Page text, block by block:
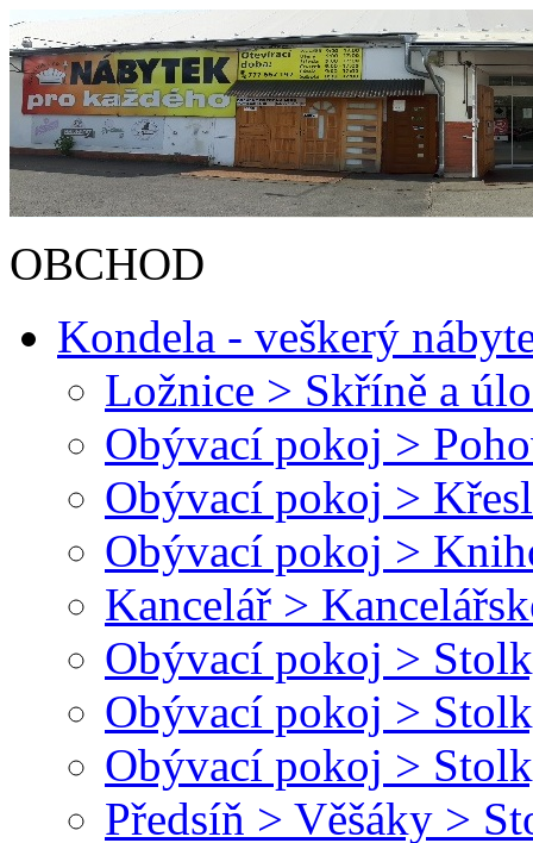
OBCHOD
Kondela - veškerý
Ložnice > Skříně a
Obývací pokoj >
Obývací pokoj >
Obývací pokoj >
Kancelář >
Obývací pokoj >
Obývací pokoj >
Obývací pokoj >
Předsíň > Věšáky >